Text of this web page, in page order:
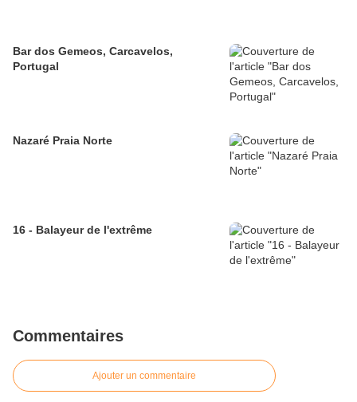
Bar dos Gemeos, Carcavelos,
Portugal
Nazaré Praia Norte
16 - Balayeur de l'extrême
Commentaires
Ajouter un commentaire